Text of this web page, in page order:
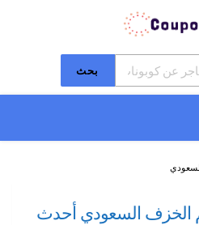
بحث
الخزف السعودي أحدث